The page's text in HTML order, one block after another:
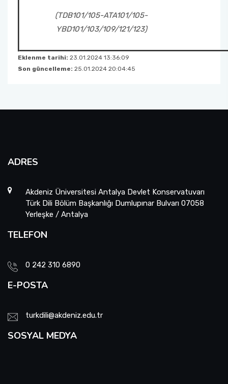
(TDB101/105-ATA101/105-
YBD101/103/109/121/123)
Eklenme tarihi: 23.01.2024 13:36:09
Son güncelleme: 25.01.2024 20:04:45
ADRES
Akdeniz Üniversitesi Antalya Devlet Konservatuvarı
Türk Dili Bölüm Başkanlığı Dumlupınar Bulvarı 07058
Yerleşke / Antalya
TELEFON
0 242 310 6890
E-POSTA
turkdili@akdeniz.edu.tr
SOSYAL MEDYA